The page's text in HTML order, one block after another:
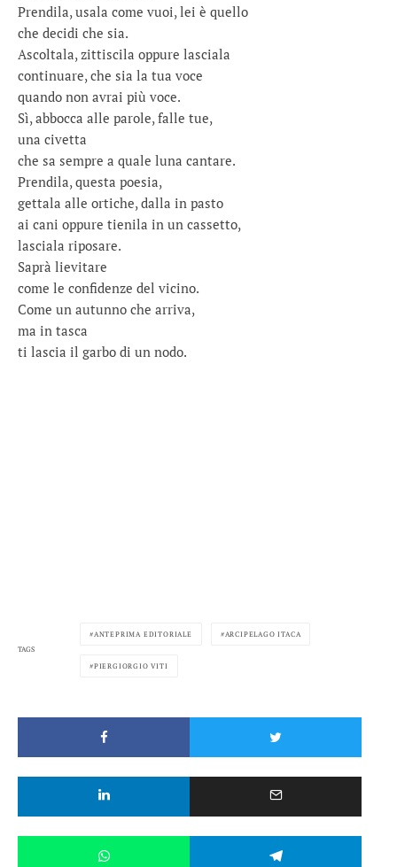
Prendila, usala come vuoi, lei è quello
che decidi che sia.
Ascoltala, zittiscila oppure lasciala
continuare, che sia la tua voce
quando non avrai più voce.
Sì, abbocca alle parole, falle tue,
una civetta
che sa sempre a quale luna cantare.
Prendila, questa poesia,
gettala alle ortiche, dalla in pasto
ai cani oppure tienila in un cassetto,
lasciala riposare.
Saprà lievitare
come le confidenze del vicino.
Come un autunno che arriva,
ma in tasca
ti lascia il garbo di un nodo.
TAGS
ANTEPRIMA EDITORIALE ARCIPELAGO ITACA
PIERGIORGIO VITI